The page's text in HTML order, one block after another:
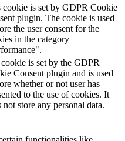
cookie is set by GDPR Cookie
plugin. The cookie is used
the user consent for the
in the category
is set by the GDPR
Consent plugin and is used
whether or not user has
to the use of cookies. It
not store any personal data.